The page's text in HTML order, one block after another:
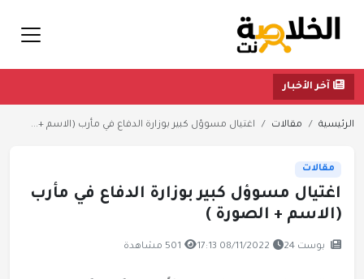
آخر الأخبار
الرئيسية مقالات اغتيال مسوؤل كبير بوزارة الدفاع في مأرب (الاسم +...
مقالات
اغتيال مسوؤل كبير بوزارة الدفاع في مأرب
(الاسم + الصورة )
بوست 24 08/11/2022 17:13 501 مشاهدة